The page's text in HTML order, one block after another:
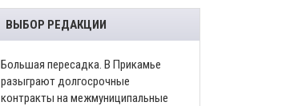
ВЫБОР РЕДАКЦИИ
Большая пересадка. В Прикамье
разыграют долгосрочные
контракты на межмуниципальные